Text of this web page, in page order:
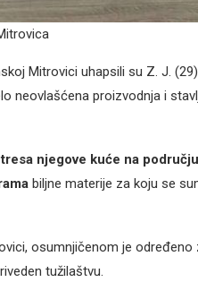
Mitrovici uhapsili su Z. J.
neovlašćena proizvodnja i
njegove kuće na
biljne materije za koju se
osumnjičenom je određeno
tužilaštvu.